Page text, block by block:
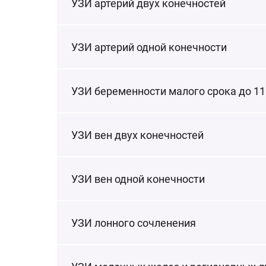
УЗИ артерий двух конечностей
УЗИ артерий одной конечности
УЗИ беременности малого срока до
УЗИ вен двух конечностей
УЗИ вен одной конечности
УЗИ лонного сочленения